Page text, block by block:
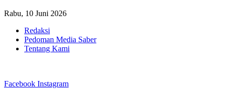
Rabu, 10 Juni 2026
Redaksi
Pedoman Media Saber
Tentang Kami
Facebook Instagram